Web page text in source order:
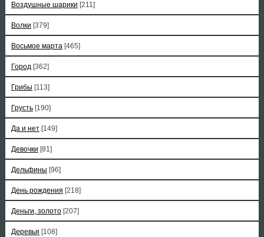
Воздушные шарики [211]
Волки [379]
Восьмое марта [465]
Город [362]
Грибы [113]
Грусть [190]
Да и нет [149]
Девочки [81]
Дельфины [96]
День рождения [218]
Деньги, золото [207]
Деревья [108]